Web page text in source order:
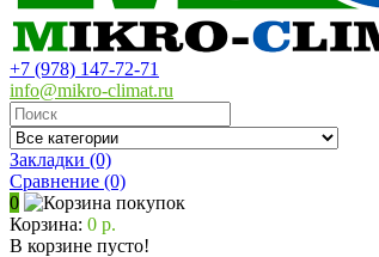
+7 (978) 147-72-71
info@mikro-climat.ru
Закладки (0)
Сравнение (0)
0
Корзина: 0 р.
В корзине пусто!